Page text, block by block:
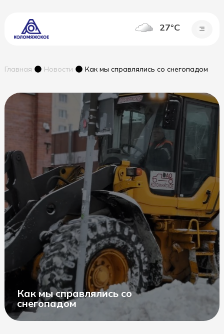
27°C
Главная Новости Как мы справлялись со снегопадом
Как мы справлялись со
снегопадом